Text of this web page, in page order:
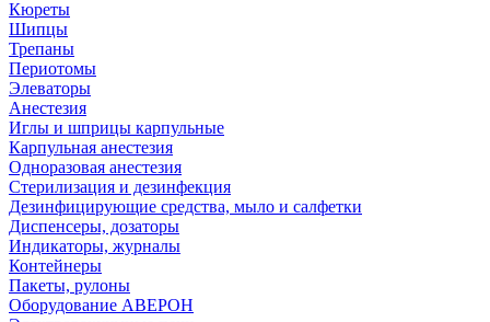
Кюреты
Шипцы
Трепаны
Периотомы
Элеваторы
Анестезия
Иглы и шприцы карпульные
Карпульная анестезия
Одноразовая анестезия
Стерилизация и дезинфекция
Дезинфицирующие средства, мыло и салфетки
Диспенсеры, дозаторы
Индикаторы, журналы
Контейнеры
Пакеты, рулоны
Оборудование АВЕРОН